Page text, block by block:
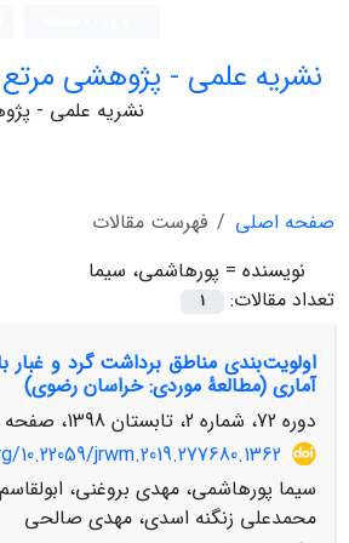
نشریه علمی - پژوهشی مرتع
نشریه علمی -
صفحه اصلی
فهرست مقالات
نویسنده = پورهاشمی، سیما
تعداد مقالات:
1
اولویت‌بندی مناطق برداشت گرد و غبار
آماری (مطالعۀ موردی: خراسان رضوی)
دوره 72، شماره 2، تابستان 1398، صفحه
jrwm.2019.277680.1362
سیما پورهاشمی، مهدی بروغنی،
محمدعلی زنگنه اسدی، مهدی صالحی